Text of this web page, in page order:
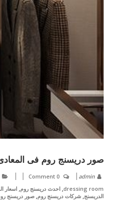
صور دريسنج روم فى
admin
0 Comment
dressing room
, احدث دريسنج روم, اسعار
الدريسنج, شركات دريسنج روم, صور دريسنج